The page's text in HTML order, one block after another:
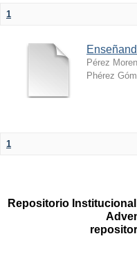
1
Pérez
Phérez
1
Repositorio